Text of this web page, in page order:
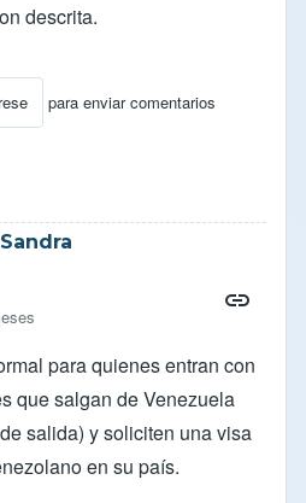
descrita.
para enviar comentarios
para quienes entran con
que salgan de Venezuela
salida) y soliciten una visa
en su país.